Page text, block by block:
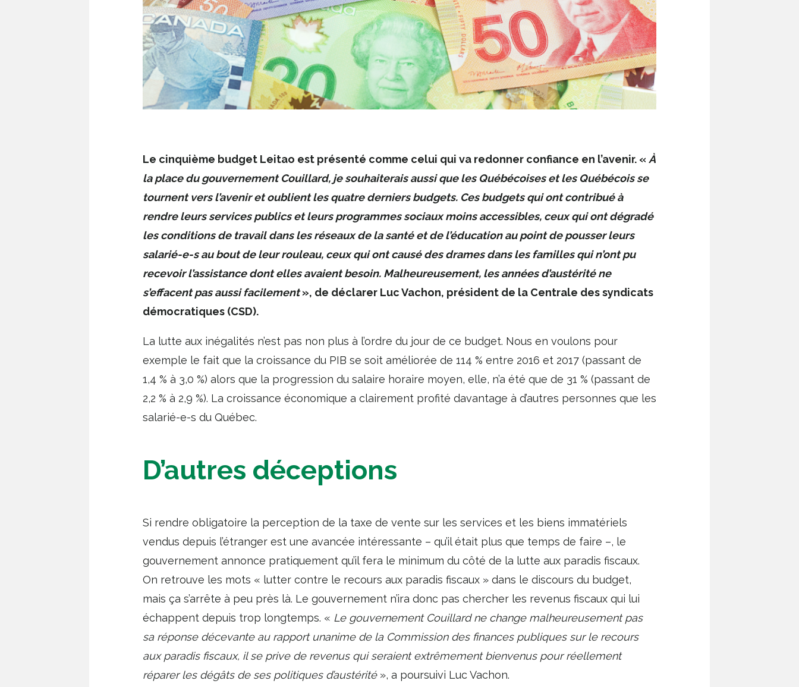
Le cinquième budget Leitao est présenté comme celui qui va redonner confiance en l’avenir. « À
la place du gouvernement Couillard, je souhaiterais aussi que les Québécoises et les Québécois se
tournent vers l’avenir et oublient les quatre derniers budgets. Ces budgets qui ont contribué à
rendre leurs services publics et leurs programmes sociaux moins accessibles, ceux qui ont dégradé
les conditions de travail dans les réseaux de la santé et de l’éducation au point de pousser leurs
salarié-e-s au bout de leur rouleau, ceux qui ont causé des drames dans les familles qui n’ont pu
recevoir l’assistance dont elles avaient besoin. Malheureusement, les années d’austérité ne
s’effacent pas aussi facilement», de déclarer Luc Vachon, président de la Centrale des syndicats
démocratiques (CSD).
La lutte aux inégalités n’est pas non plus à l’ordre du jour de ce budget. Nous en voulons pour
exemple le fait que la croissance du PIB se soit améliorée de 114 % entre 2016 et 2017 (passant de
1,4 % à 3,0 %) alors que la progression du salaire horaire moyen, elle, n’a été que de 31 % (passant de
2,2 % à 2,9 %). La croissance économique a clairement profité davantage à d’autres personnes que les
salarié-e-s du Québec.
D’autres déceptions
Si rendre obligatoire la perception de la taxe de vente sur les services et les biens immatériels
vendus depuis l’étranger est une avancée intéressante – qu’il était plus que temps de faire –, le
gouvernement annonce pratiquement qu’il fera le minimum du côté de la lutte aux paradis fiscaux.
On retrouve les mots « lutter contre le recours aux paradis fiscaux » dans le discours du budget,
mais ça s’arrête à peu près là. Le gouvernement n’ira donc pas chercher les revenus fiscaux qui lui
échappent depuis trop longtemps. « Le gouvernement Couillard ne change malheureusement pas
sa réponse décevante au rapport unanime de la Commission des finances publiques sur le recours
aux paradis fiscaux, il se prive de revenus qui seraient extrêmement bienvenus pour réellement
réparer les dégâts de ses politiques d’austérité», a poursuivi Luc Vachon.